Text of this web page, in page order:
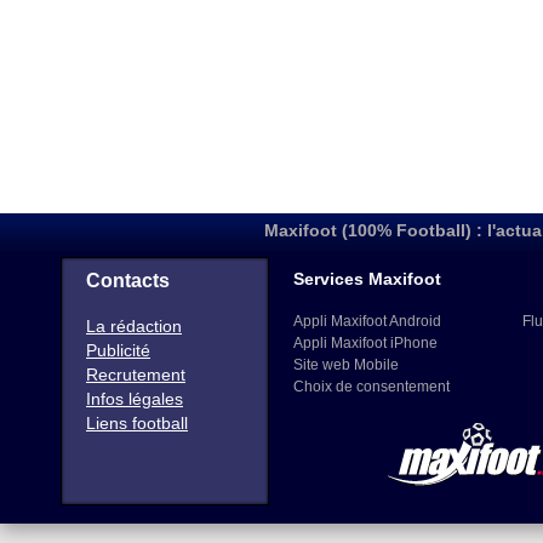
Maxifoot (100% Football) :
Contacts
La rédaction
Publicité
Recrutement
Infos légales
Liens football
Services Maxifoot
Appli Maxifoot Android
Appli Maxifoot iPhone
Site web Mobile
Choix de consentement